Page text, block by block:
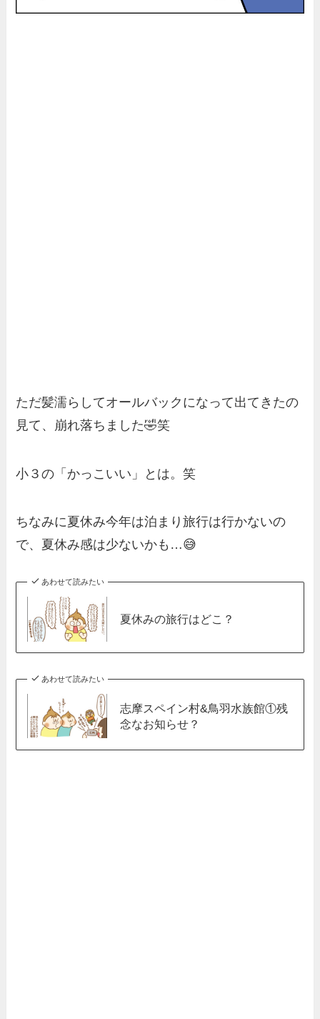
ただ髪濡らしてオールバックになって出てきたの
見て、崩れ落ちました🤣笑
小３の「かっこいい」とは。笑
ちなみに夏休み今年は泊まり旅行は行かないの
で、夏休み感は少ないかも…😅
あわせて読みたい
夏休みの旅行はどこ？
あわせて読みたい
志摩スペイン村&鳥羽水族館①残
念なお知らせ？